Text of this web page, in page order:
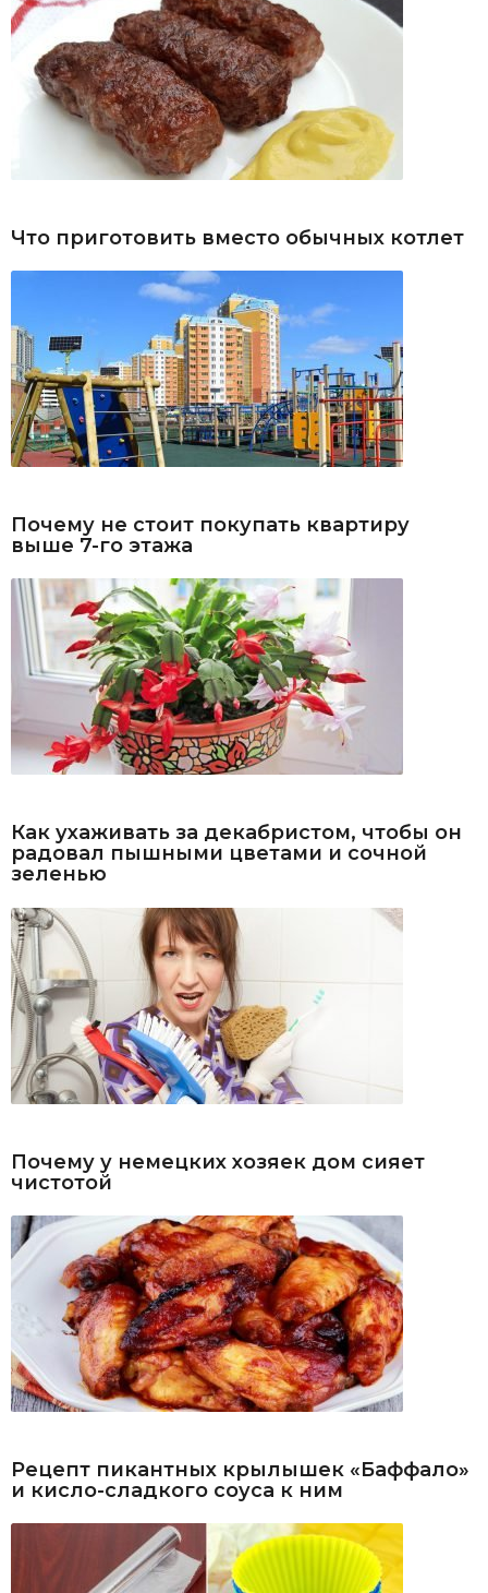
Что приготовить вместо обычных котлет
Почему не стоит покупать квартиру
выше 7-го этажа
Как ухаживать за декабристом, чтобы он
радовал пышными цветами и сочной
зеленью
Почему у немецких хозяек дом сияет
чистотой
Рецепт пикантных крылышек «Баффало»
и кисло-сладкого соуса к ним